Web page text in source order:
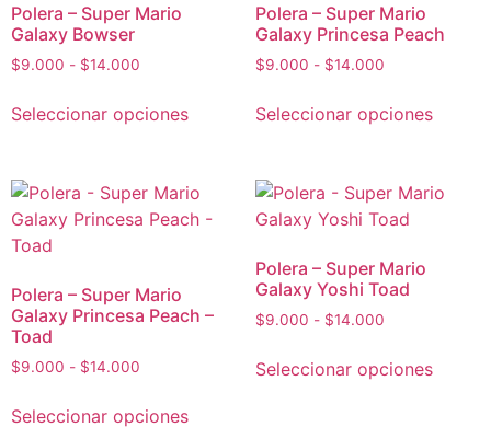
Polera – Super Mario
Galaxy Bowser
$9.000 - $14.000
Seleccionar opciones
Polera – Super Mario
Galaxy Princesa Peach
$9.000 - $14.000
Seleccionar opciones
Polera – Super Mario
Galaxy Princesa Peach –
Toad
$9.000 - $14.000
Seleccionar opciones
Polera – Super Mario
Galaxy Yoshi Toad
$9.000 - $14.000
Seleccionar opciones